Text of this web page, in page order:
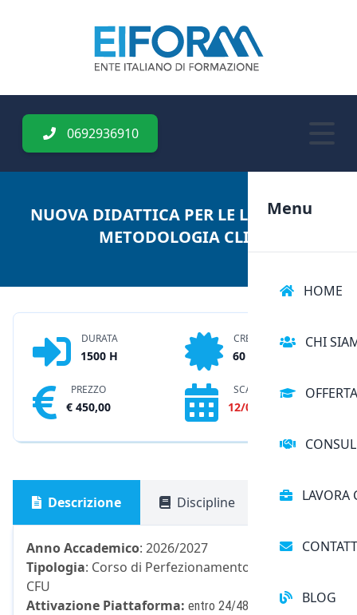
0692936910
Menu
HOME
CHI
LAVORA
BLOG
NUOVA DIDATTICA PER LE LINGUE: LA
METODOLOGIA CLIL
DURATA
1500 H
CREDITI
60 CFU
PREZZO
€ 450,00
SCADENZA
12/08/2026
Descrizione Discipline
Anno Accademico: 2026/2027
Tipologia: Corso di Perfezionamento 1500 ore - 60
CFU
Attivazione Piattaforma: entro 24/48 ore